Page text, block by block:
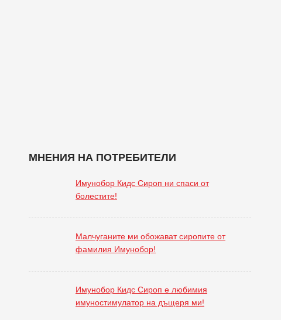
МНЕНИЯ НА ПОТРЕБИТЕЛИ
Имунобор Кидс Сироп ни спаси от
болестите!
Малчуганите ми обожават сиропите от
фамилия Имунобор!
Имунобор Кидс Сироп е любимия
имуностимулатор на дъщеря ми!